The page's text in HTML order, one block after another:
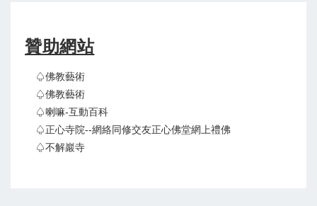
贊助網站
♤佛教藝術
♤佛教藝術
♤喇嘛-互動百科
♤正心寺院--網絡同修交友正心佛堂網上禮佛
♤不解巖寺